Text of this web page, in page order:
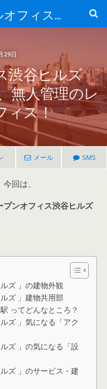
東京のレンタルオフィス、サービスオフィスの現地取材記事ブログ-ROjournal
29日
渋谷ヒルズ
無人管理のレ
ィス！
メール SMS
回は、
プンオフィス渋谷ヒルズ
ズ 」の建物外観
ズ 」建物共用部
ってどんなところ？
ズ 」気になる「アク
ズ 」の気になる「設
ズ 」のサービス・建